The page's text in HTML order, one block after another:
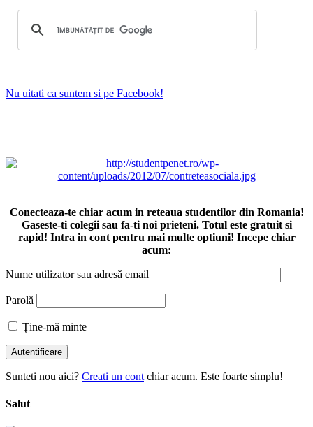
Nu uitati ca suntem si pe Facebook!
Conecteaza-te chiar acum in reteaua studentilor din Romania!
Gaseste-ti colegii sau fa-ti noi prieteni. Totul este gratuit si
rapid! Intra in cont pentru mai multe optiuni! Incepe chiar
acum:
Nume utilizator sau adresă email
Parolă
Ține-mă minte
Sunteti nou aici? Creati un cont chiar acum. Este foarte simplu!
Salut